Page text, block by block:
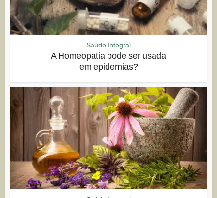
Saúde Integral
A Homeopatia pode ser usada
em epidemias?